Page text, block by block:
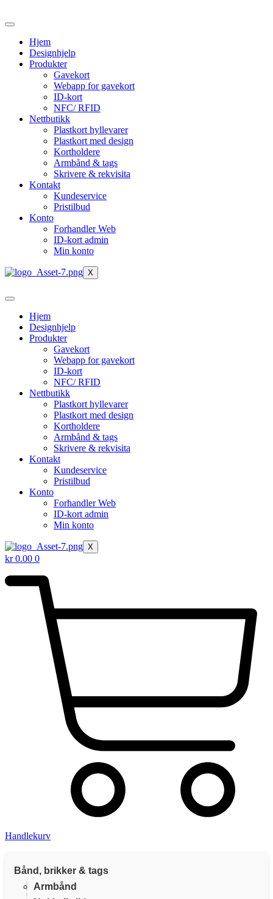
to
contentHjem
Designhjelp
Produkter
Gavekort
Webapp for gavekort
ID-kort
NFC/ RFID
Nettbutikk
Plastkort hyllevarer
Plastkort med design
Kortholdere
Armbånd & tags
Skrivere & rekvisita
Kontakt
Kundeservice
Pristilbud
Konto
Forhandler Web
ID-kort admin
Min konto
X
Hjem
Designhjelp
Produkter
Gavekort
Webapp for gavekort
ID-kort
NFC/ RFID
Nettbutikk
Plastkort hyllevarer
Plastkort med design
Kortholdere
Armbånd & tags
Skrivere & rekvisita
Kontakt
Kundeservice
Pristilbud
Konto
Forhandler Web
ID-kort admin
Min konto
X
kr0.00 0
Handlekurv
Bånd, brikker & tags
Armbånd